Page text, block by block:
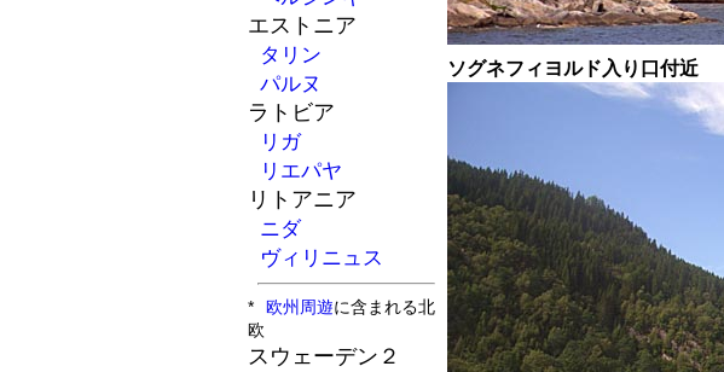
エストニア
タリン
パルヌ
ラトビア
リガ
リエパヤ
リトアニア
ニダ
ヴィリニュス
* 欧州周遊に含まれる北
欧
スウェーデン２
ソグネフィヨルド入り口付近